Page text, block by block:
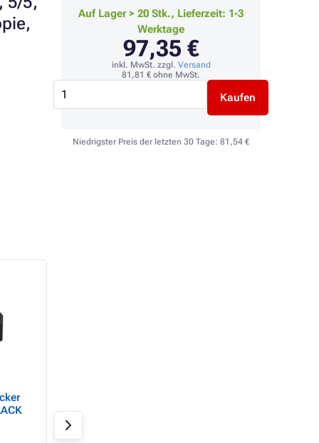
Auf Lager > 20 Stk., Lieferzeit: 1-3
Werktage
97,35 €
inkl. MwSt. zzgl. Versand
81,81 € ohne MwSt.
Kaufen
Niedrigster Preis der letzten 30 Tage: 81,54 €
PSC/Wi-Fi/WiFi-
Direkt/Duplex/1200x1200
/USB